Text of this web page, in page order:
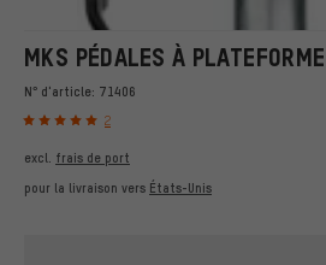
MKS PÉDALES À
N° d'article: 71406
2
excl. frais de port
pour la livraison vers États-Unis